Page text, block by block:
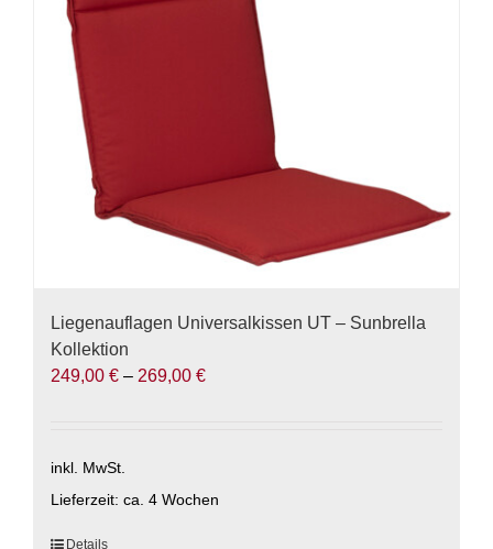
können
auf
Produktseite
gewählt
werden
Liegenauflagen Universalkissen UT – Sunbrella
Kollektion
249,00 € – 269,00 €
inkl. MwSt.
Lieferzeit: ca. 4 Wochen
Details